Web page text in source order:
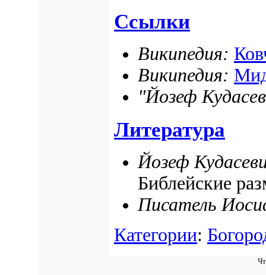
Ссылки
Википедия:
Википедия:
"Йозеф
Литература
Йозеф
Библейские
Писатель
Категории: